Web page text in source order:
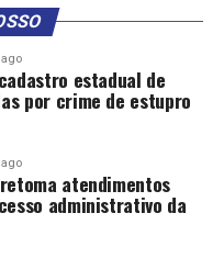
estadual de
por crime de estupro
atendimentos
administrativo da